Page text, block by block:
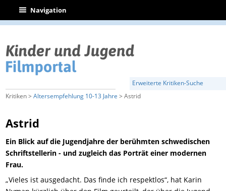
| Navigation
Erweiterte Kritiken-Suche
Kritiken >Altersempfehlung 10-13 Jahre > Astrid
Astrid
Ein Blick auf die Jugendjahre der berühmten schwedischen
Schriftstellerin - und zugleich das Porträt einer modernen
Frau.
„Vieles ist ausgedacht. Das finde ich respektlos“, hat Karin